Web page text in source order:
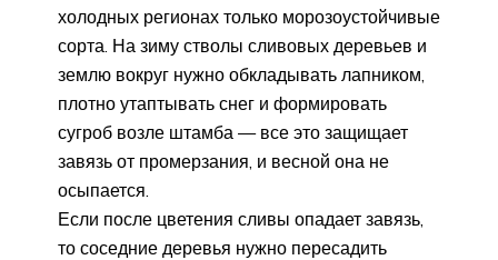
холодных регионах только морозоустойчивые
сорта. На зиму стволы сливовых деревьев и
землю вокруг нужно обкладывать лапником,
плотно утаптывать снег и формировать
сугроб возле штамба — все это защищает
завязь от промерзания, и весной она не
осыпается.
Если после цветения сливы опадает завязь,
то соседние деревья нужно пересадить